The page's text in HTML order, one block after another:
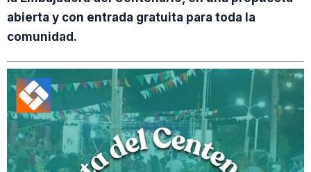
abierta y con entrada gratuita para toda la
comunidad.